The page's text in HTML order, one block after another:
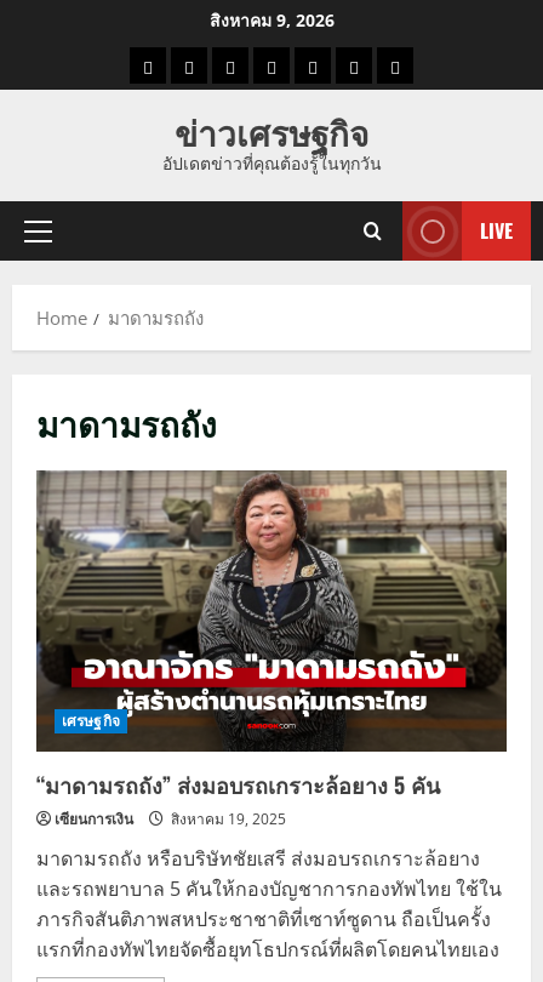
สิงหาคม 9, 2026
ราคาแนว
ราคา
ทอง
ข่าว
นี้
ข่าว
ดูด
ที่
ผู้ชาย
ข่าวเศรษฐกิจ
อัปเดตข่าวที่คุณต้องรู้ในทุกวัน
Primary
LIVE
Home มาดามรถถัง
มาดามรถถัง
เศรษฐกิจ
“มาดามรถถัง” ส่งมอบรถเกราะล้อยาง 5 คัน
เซียนการเงิน สิงหาคม 19, 2025
มาดามรถถัง หรือบริษัทชัยเสรี ส่งมอบรถเกราะล้อยาง
และรถพยาบาล 5 คันให้กองบัญชาการกองทัพไทย ใช้ใน
ภารกิจสันติภาพสหประชาชาติที่เซาท์ซูดาน ถือเป็นครั้ง
แรกที่กองทัพไทยจัดซื้อยุทโธปกรณ์ที่ผลิตโดยคนไทยเอง